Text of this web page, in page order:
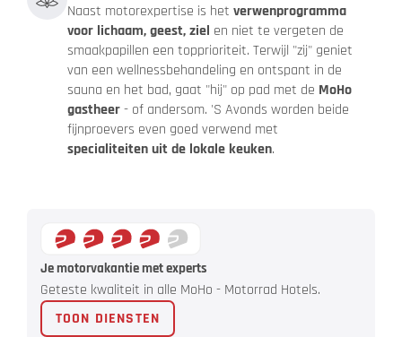
Naast motorexpertise is het verwenprogramma
voor lichaam, geest, ziel en niet te vergeten de
smaakpapillen een topprioriteit. Terwijl "zij" geniet
van een wellnessbehandeling en ontspant in de
sauna en het bad, gaat "hij" op pad met de MoHo
gastheer- of andersom. 'S Avonds worden beide
fijnproevers even goed verwend met
specialiteiten uit de lokale keuken.
Je motorvakantie met experts
Geteste kwaliteit in alle MoHo - Motorrad Hotels.
TOON DIENSTEN